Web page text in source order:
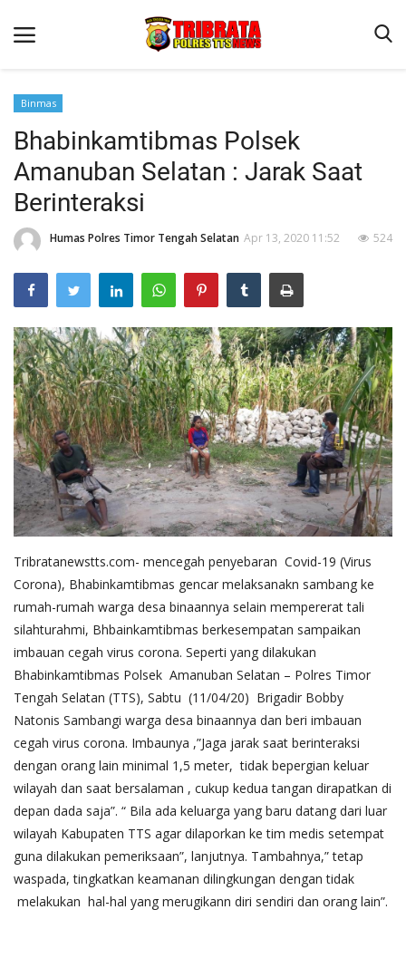
Beranda
Terms & Conditions
Reskrim
Binkam
Lantas
Giat Ops
Polisi Kita
Jurnal Kamtibmas
Binmas
Bhabinkamtibmas Polsek
Amanuban Selatan : Jarak Saat
Berinteraksi
Humas Polres Timor Tengah Selatan Apr 13, 2020 11:52 524
Tribratanewstts.com- mencegah penyebaran Covid-19 (Virus
Corona), Bhabinkamtibmas gencar melaksanakn sambang ke
rumah-rumah warga desa binaannya selain mempererat tali
silahturahmi, Bhbainkamtibmas berkesempatan sampaikan
imbauan cegah virus corona. Seperti yang dilakukan
Bhabinkamtibmas Polsek Amanuban Selatan – Polres Timor
Tengah Selatan (TTS), Sabtu (11/04/20) Brigadir Bobby
Natonis Sambangi warga desa binaannya dan beri imbauan
cegah virus corona. Imbaunya ,”Jaga jarak saat berinteraksi
dengan orang lain minimal 1,5 meter, tidak bepergian keluar
wilayah dan saat bersalaman , cukup kedua tangan dirapatkan di
depan dada saja”. “ Bila ada keluarga yang baru datang dari luar
wilayah Kabupaten TTS agar dilaporkan ke tim medis setempat
guna dilakukan pemeriksaan”, lanjutnya. Tambahnya,” tetap
waspada, tingkatkan keamanan dilingkungan dengan tidak
melakukan hal-hal yang merugikann diri sendiri dan orang lain”.